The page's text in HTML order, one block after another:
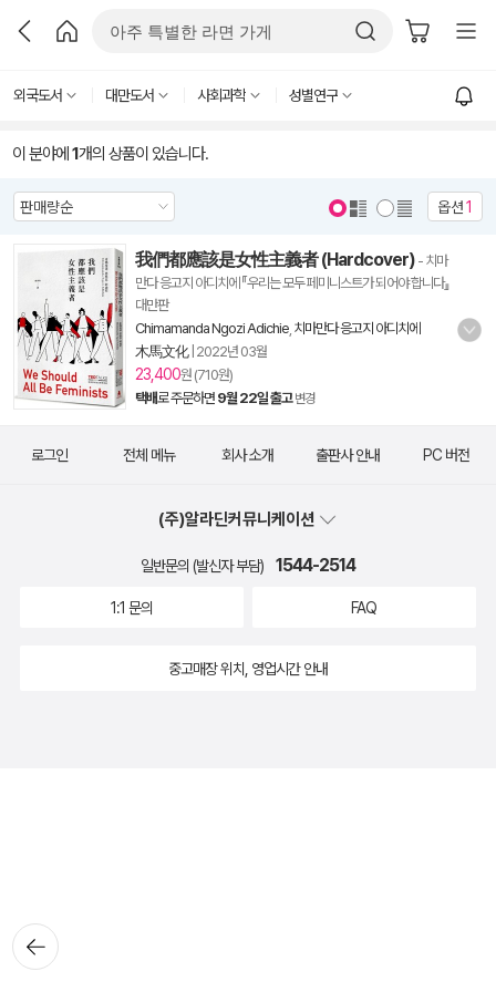
외국도서 대만도서 사회과학 성별연구
이 분야에 1개의 상품이 있습니다.
옵션1
我們都應該是女性主義者 (Hardcover) - 치마
만다 응고지 아디치에 『우리는 모두 페미니스트가 되어야 합니다』
대만판
Chimamanda Ngozi Adichie 치마만다 응고지 아디치에
木馬文化| 2022년 03월
23,400원 (710원)
택배로 주문하면 9월 22일 출고 변경
뒤로가
기
로그인 전체 메뉴 회사 소개 출판사 안내 PC 버전
(주)알라딘커뮤니케이션
일반문의 (발신자 부담) 1544-2514
1:1 문의 FAQ
중고매장 위치, 영업시간 안내